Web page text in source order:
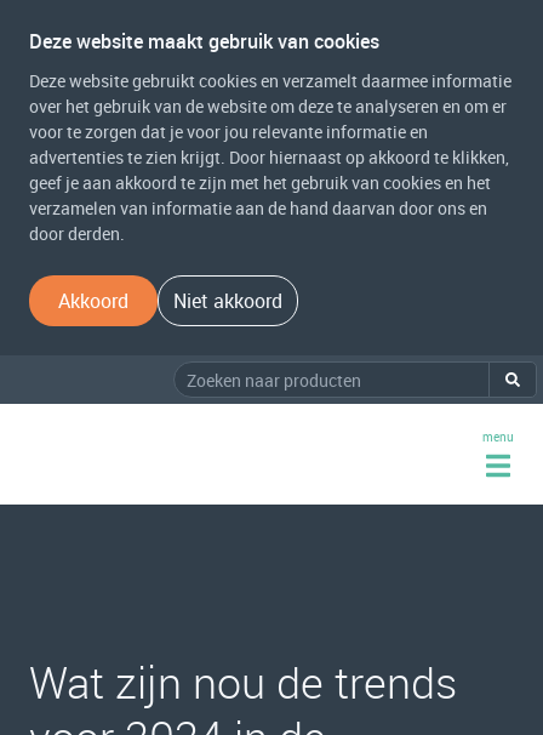
Deze website maakt gebruik van cookies
Deze website gebruikt cookies en verzamelt daarmee informatie
over het gebruik van de website om deze te analyseren en om er
voor te zorgen dat je voor jou relevante informatie en
advertenties te zien krijgt. Door hiernaast op akkoord te klikken,
geef je aan akkoord te zijn met het gebruik van cookies en het
verzamelen van informatie aan de hand daarvan door ons en
door derden.
Akkoord Niet akkoord
menu
Wat zijn nou de trends